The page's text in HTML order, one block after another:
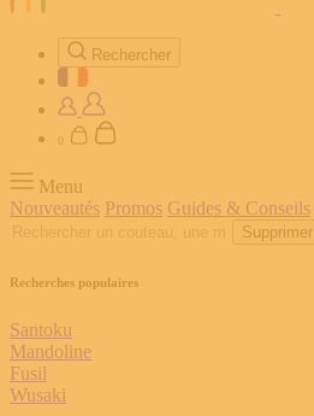
Rechercher
0
Menu
Nouveautés Promos Guides & Conseils
Supprimer
Recherches populaires
Santoku
Mandoline
Fusil
Wusaki